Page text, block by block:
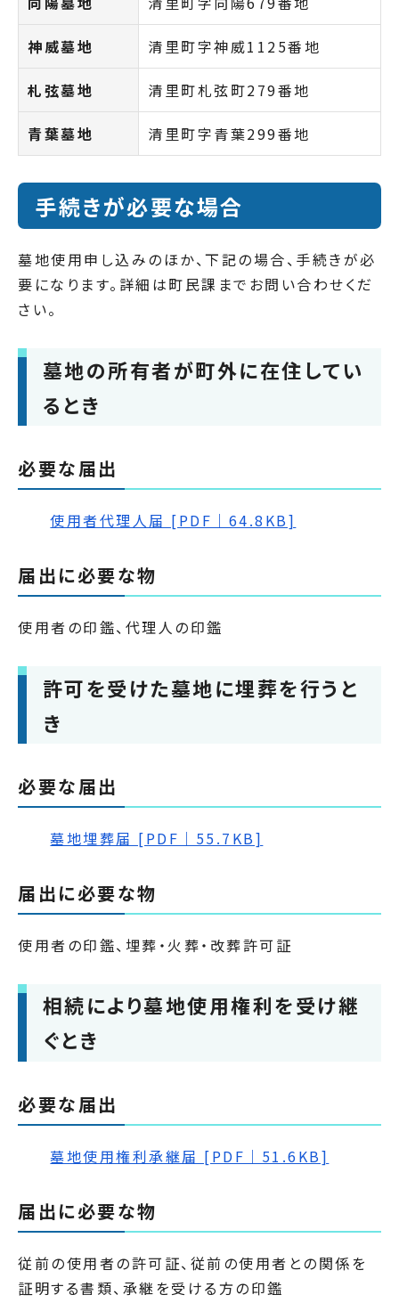
神威墓地 清里町字神威1125番地
札弦墓地 清里町札弦町279番地
青葉墓地 清里町字青葉299番地
手続きが必要な場合
墓地使用申し込みのほか、下記の場合、手続きが必
要になります。詳細は町民課までお問い合わせくだ
さい。
墓地の所有者が町外に在住してい
るとき
必要な届出
使用者代理人届 [PDF｜64.8KB]
届出に必要な物
使用者の印鑑、代理人の印鑑
許可を受けた墓地に埋葬を行うと
き
必要な届出
墓地埋葬届 [PDF｜55.7KB]
届出に必要な物
使用者の印鑑、埋葬・火葬・改葬許可証
相続により墓地使用権利を受け継
ぐとき
必要な届出
墓地使用権利承継届 [PDF｜51.6KB]
届出に必要な物
従前の使用者の許可証、従前の使用者との関係を
証明する書類、承継を受ける方の印鑑